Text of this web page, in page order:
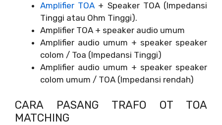
Amplifier TOA + Speaker TOA (Impedansi
Tinggi atau Ohm Tinggi).
Amplifier TOA + speaker audio umum
Amplifier audio umum + speaker speaker
colom / Toa (Impedansi Tinggi)
Amplifier audio umum + speaker speaker
colom umum / TOA (Impedansi rendah)
CARA PASANG TRAFO OT TOA
MATCHING